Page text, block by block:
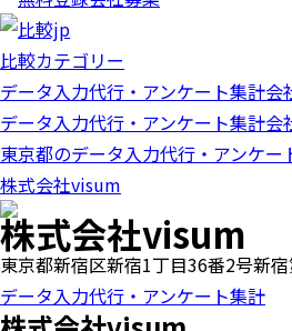
比較カテゴリー
データ入力代行・アンケート集計会
データ入力代行・アンケート集計会
東京都のデータ入力代行・アンケー
株式会社visum
株式会社visum
東京都新宿区新宿1丁目36番2号新
データ入力代行・アンケート集計